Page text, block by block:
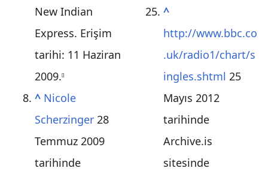
New Indian
Express. Erişim
tarihi: 11 Haziran
2009.[]
^ Nicole
Scherzinger28
Temmuz 2009
tarihinde
^
http://www.bbc.co
.uk/radio1/chart/s
ingles.shtml 25
Mayıs 2012
tarihinde
Archive.is
sitesinde